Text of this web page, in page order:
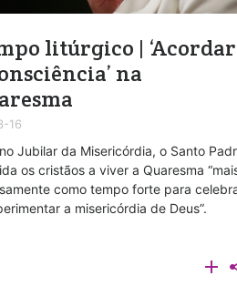
litúrgico | ‘Acordar
na
16
Jubilar da Misericórdia, o Santo
os cristãos a viver a Quaresma
como tempo forte para
a misericórdia de Deus”.
